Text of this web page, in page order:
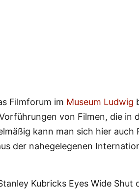
Filmforum im Museum Ludwig
von Filmen, die in
kann man sich hier auch
der nahegelegenen
Kubricks Eyes Wide Shut